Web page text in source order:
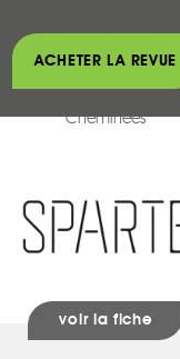
voir la fiche
Cheminées
voir la fiche
ACHETER LA REVUE